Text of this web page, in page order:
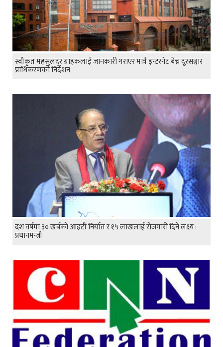
स्वीकृत महसुलदर ग्राहकलाई जानकारी गराएर मात्रै इन्टरनेट बेच्न दूरसञ्चार
प्राधिकरणको निर्देशन
दश वर्षमा ३० खर्बको आइटी निर्यात र १५ लाखलाई रोजगारी दिने लक्ष्य :
प्रधानमन्त्री